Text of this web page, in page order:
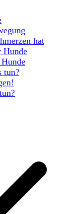
hat
Hunde
tun?